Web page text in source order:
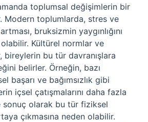
toplumsal değişimlerin bir
Modern toplumlarda, stres ve
bruksizmin yaygınlığını
Kültürel normlar ve
bireylerin bu tür davranışlara
belirler. Örneğin, bazı
başarı ve bağımsızlık gibi
içsel çatışmalarını daha fazla
sonuç olarak bu tür fiziksel
çıkmasına neden olabilir.